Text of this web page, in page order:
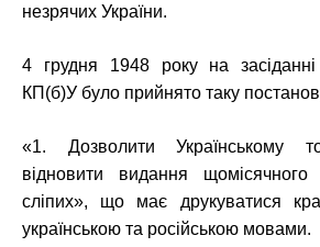
незрячих України.
4 грудня 1948 року на
КП(б)У було прийнято таку
«1. Дозволити Українському
відновити видання
сліпих», що має друкуватися
українською та російською мовами.